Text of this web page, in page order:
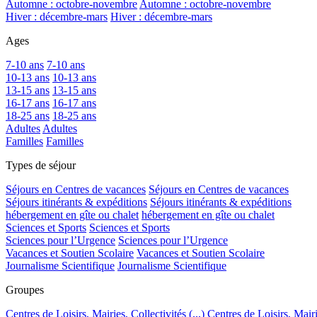
Automne : octobre-novembre Automne : octobre-novembre
Hiver : décembre-mars Hiver : décembre-mars
Ages
7-10 ans 7-10 ans
10-13 ans 10-13 ans
13-15 ans 13-15 ans
16-17 ans 16-17 ans
18-25 ans 18-25 ans
Adultes Adultes
Familles Familles
Types de séjour
Séjours en Centres de vacances Séjours en Centres de vacances
Séjours itinérants & expéditions Séjours itinérants & expéditions
hébergement en gîte ou chalet hébergement en gîte ou chalet
Sciences et Sports Sciences et Sports
Sciences pour l’Urgence Sciences pour l’Urgence
Vacances et Soutien Scolaire Vacances et Soutien Scolaire
Journalisme Scientifique Journalisme Scientifique
Groupes
Centres de Loisirs, Mairies, Collectivités (...) Centres de Loisirs,